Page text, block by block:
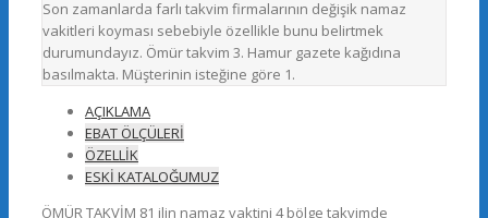
Son zamanlarda farlı takvim firmalarının değişik namaz
vakitleri koyması sebebiyle özellikle bunu belirtmek
durumundayız. Ömür takvim 3. Hamur gazete kağıdına
basılmakta. Müşterinin isteğine göre 1.
AÇIKLAMA
EBAT ÖLÇÜLERİ
ÖZELLİK
ESKİ KATALOĞUMUZ
ÖMÜR TAKVİM 81 ilin namaz vaktini 4 bölge takvimde